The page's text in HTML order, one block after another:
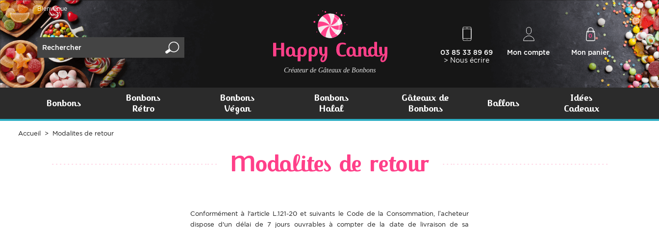
Bienvenue
Créateur de Gâteaux de Bonbons
03 85 33 89 69
> Nous écrire
Mon compte Mon panier
0
Bonbons
Bonbons
Rétro
Bonbons
Végan
Bonbons
Halal
Gâteaux de
Bonbons
Ballons
Idées
Cadeaux
Accueil Modalites de retour
Modalites de retour
Conformément à l'article L.121-20 et suivants le Code de la Consommation, l’acheteur
dispose d'un délai de 7 jours ouvrables à compter de la date de livraison de sa